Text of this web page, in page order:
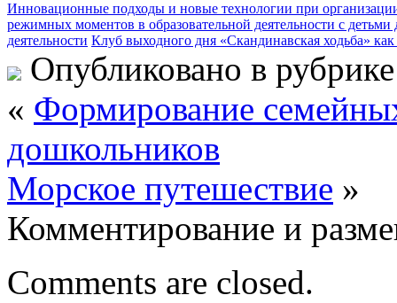
Инновационные подходы и новые технологии при
режимных моментов в образовательной деятельности с детьми
деятельности Клуб выходного дня «Скандинавская ходьба»
Опубликовано в
« Формирование
дошкольников
Морское путешествие »
Комментирование и
Comments are closed.